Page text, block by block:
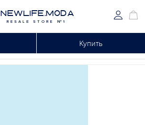
NEWLIFE.MODA
RESALE STORE №1
Купить